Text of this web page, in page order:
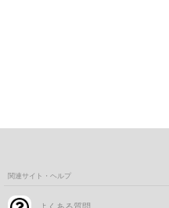
関連サイト・ヘルプ